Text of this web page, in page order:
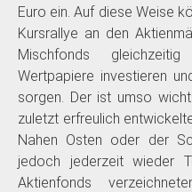
Euro ein. Auf diese Weise
Kursrallye an den
Mischfonds
Wertpapiere investieren
sorgen. Der ist umso
zuletzt erfreulich
Nahen Osten oder der
jedoch jederzeit wieder
Aktienfonds